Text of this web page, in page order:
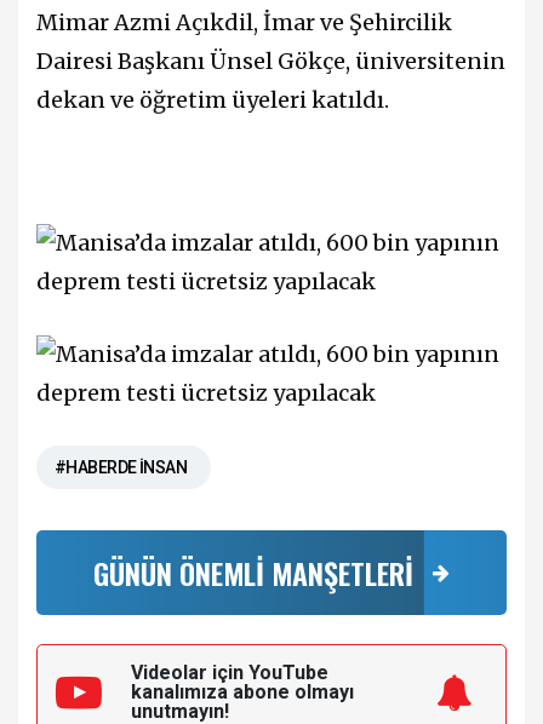
Mimar Azmi Açıkdil, İmar ve Şehircilik
Dairesi Başkanı Ünsel Gökçe, üniversitenin
dekan ve öğretim üyeleri katıldı.
#HABERDE İNSAN
GÜNÜN ÖNEMLİ MANŞETLERİ
Videolar için YouTube
kanalımıza abone olmayı
unutmayın!